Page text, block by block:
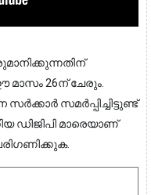
26ന് ചേരും.
സമർപ്പിച്ചിട്ടുണ്ട്
ഡിജിപി മാരെയാണ്